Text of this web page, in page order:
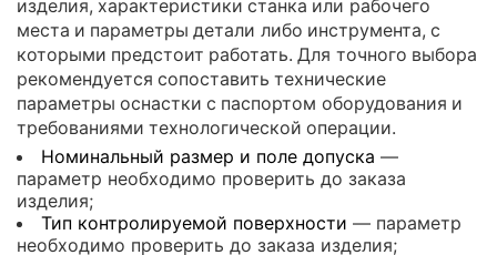
изделия, характеристики станка или рабочего
места и параметры детали либо инструмента, с
которыми предстоит работать. Для точного выбора
рекомендуется сопоставить технические
параметры оснастки с паспортом оборудования и
требованиями технологической операции.
Номинальный размер и поле допуска —
параметр необходимо проверить до заказа
изделия;
Тип контролируемой поверхности — параметр
необходимо проверить до заказа изделия;